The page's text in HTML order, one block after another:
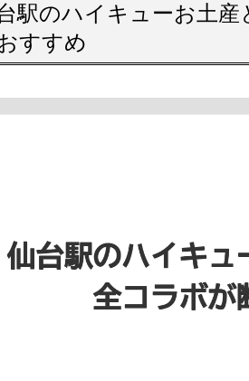
駅のハイキューお土
すすめ